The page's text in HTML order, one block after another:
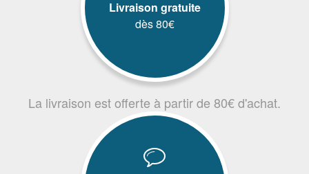
Livraison gratuite
dès 80€
La livraison est offerte à partir de 80€ d'achat.